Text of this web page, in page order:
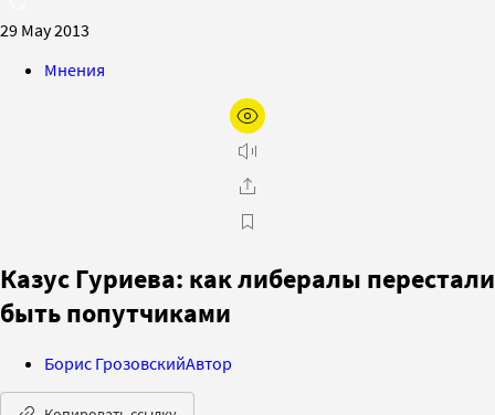
29 May 2013
Мнения
Казус Гуриева: как либералы перестали
быть попутчиками
Борис ГрозовскийАвтор